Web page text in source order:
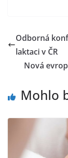
e
b
o
k
Odborná
laktaci v ČR
Nová
Mohlo